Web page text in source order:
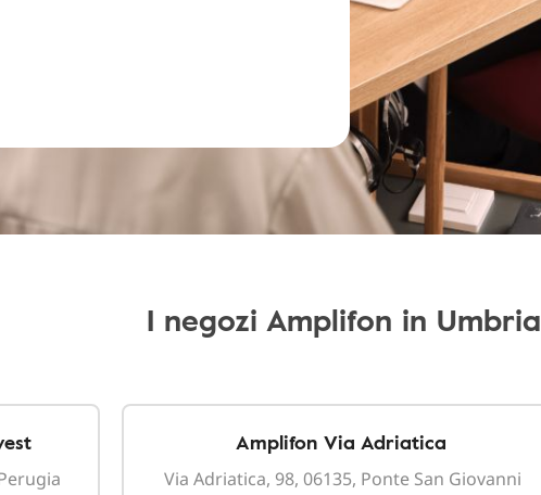
I negozi Amplifon in Umbria
Amplifon Via Adriatica
Via Adriatica, 98, 06135, Ponte San Giovanni